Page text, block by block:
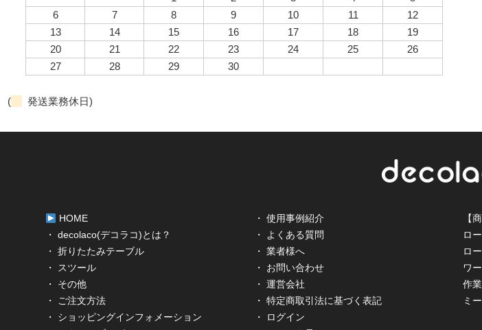
6
7 8 9 10 11
12
13
14 15 16 17 18
19
20
21 22 23 24 25
26
27
28 29 30
( 発送業務休日)
HOME
・ decolaco(デコラコ)とは？
・ 折りたたみテーブル
・ スツール
・ その他
・ ご注文方法
・ ショッピングインフォメーション
・ 使用事例紹介
・ よくある質問
・ 業者様へ
・ お問い合わせ
・ 運営会社
・ 特定商取引法に基づく表記
・ ログイン
【
ロ
ロ
ワ
作
ミ